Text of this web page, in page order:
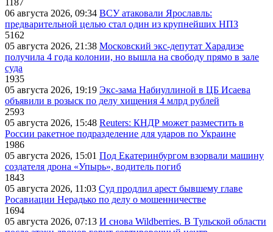
1187
06 августа 2026, 09:34 ВСУ атаковали Ярославль:
предварительной целью стал один из крупнейших НПЗ
5162
05 августа 2026, 21:38 Московский экс-депутат Харадизе
получила 4 года колонии, но вышла на свободу прямо в зале
суда
1935
05 августа 2026, 19:19 Экс-зама Набиуллиной в ЦБ Исаева
объявили в розыск по делу хищения 4 млрд рублей
2593
05 августа 2026, 15:48 Reuters: КНДР может разместить в
России ракетное подразделение для ударов по Украине
1986
05 августа 2026, 15:01 Под Екатеринбургом взорвали машину
создателя дрона «Упырь», водитель погиб
1843
05 августа 2026, 11:03 Суд продлил арест бывшему главе
Росавиации Нерадько по делу о мошенничестве
1694
05 августа 2026, 07:13 И снова Wildberries. В Тульской области